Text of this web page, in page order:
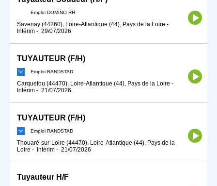
Emploi DOMINO RH
Savenay (44260), Loire-Atlantique (44), Pays de la Loire -
Intérim - 29/07/2026
TUYAUTEUR (F/H)
Emploi RANDSTAD
Carquefou (44470), Loire-Atlantique (44), Pays de la Loire -
Intérim - 21/07/2026
TUYAUTEUR (F/H)
Emploi RANDSTAD
Thouaré-sur-Loire (44470), Loire-Atlantique (44), Pays de la
Loire - Intérim - 21/07/2026
Tuyauteur H/F